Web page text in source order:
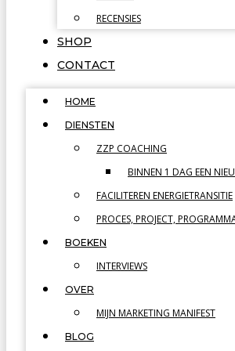
RECENSIES
SHOP
CONTACT
HOME
DIENSTEN
ZZP COACHING
BINNEN 1 DAG EEN
FACILITEREN ENERGIETRANSITIE
PROCES, PROJECT,
BOEKEN
INTERVIEWS
OVER
MIJN MARKETING MANIFEST
BLOG